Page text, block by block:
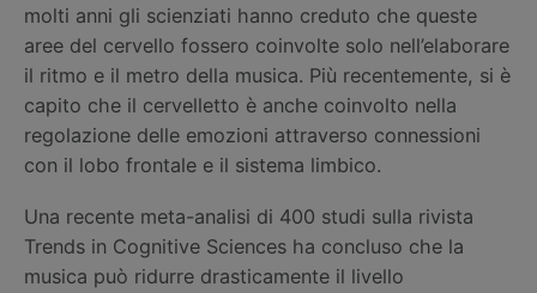
molti anni gli scienziati hanno creduto che queste
aree del cervello fossero coinvolte solo nell’elaborare
il ritmo e il metro della musica. Più recentemente, si è
capito che il cervelletto è anche coinvolto nella
regolazione delle emozioni attraverso connessioni
con il lobo frontale e il sistema limbico.
Una recente meta-analisi di 400 studi sulla rivista
Trends in Cognitive Sciences ha concluso che la
musica può ridurre drasticamente il livello